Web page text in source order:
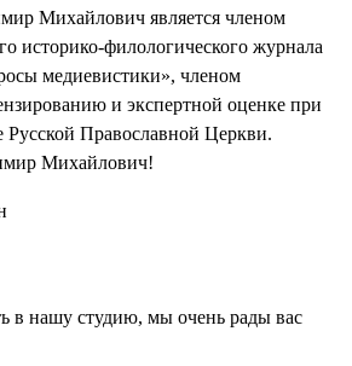
Михайлович является членом
историко-филологического журнала
медиевистики», членом
и экспертной оценке при
Русской Православной Церкви.
Михайлович!
в нашу студию, мы очень рады вас